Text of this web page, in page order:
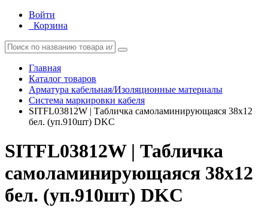
Войти
Корзина
Главная
Каталог товаров
Арматура кабельная/Изоляционные материалы
Система маркировки кабеля
SITFL03812W | Табличка самоламинирующаяся 38х12
бел. (уп.910шт) DKC
SITFL03812W | Табличка
самоламинирующаяся 38х12
бел. (уп.910шт) DKC